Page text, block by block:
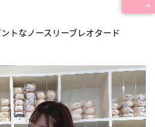
トなノースリーブレオタード